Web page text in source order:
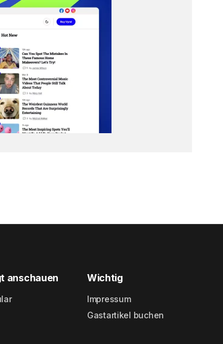
anschauen Wichtig
Impressum
Gastartikel buchen